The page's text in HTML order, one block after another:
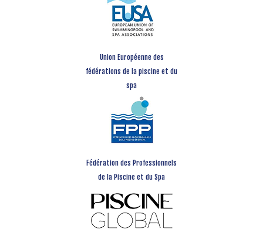
Union Européenne des
fédérations de la piscine et du
spa
Fédération des Professionnels
de la Piscine et du Spa